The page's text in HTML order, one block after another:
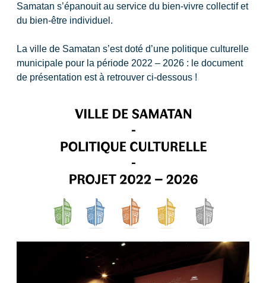
Samatan s’épanouit au service du bien-vivre collectif et
du bien-être individuel.
La ville de Samatan s’est doté d’une politique culturelle
municipale pour la période 2022 – 2026 : le document
de présentation est à retrouver ci-dessous !